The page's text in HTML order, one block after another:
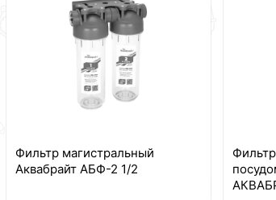
Фильтр магистральный
Аквабрайт АБФ-2 1/2